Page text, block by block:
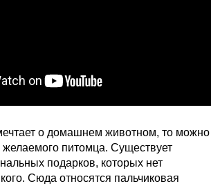
о домашнем животном, то можно
питомца. Существует
подарков, которых нет
Сюда относятся пальчиковая